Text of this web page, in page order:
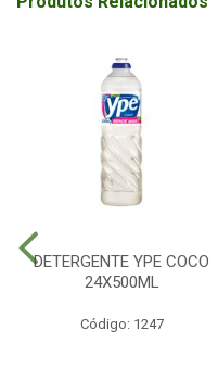
DETERGENTE YPE COCO
24X500ML
Código: 1247